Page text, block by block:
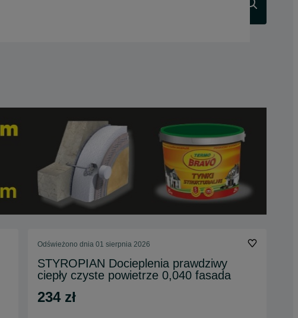
Odświeżono dnia 01 sierpnia 2026
STYROPIAN Docieplenia prawdziwy
ciepły czyste powietrze 0,040 fasada
234 zł